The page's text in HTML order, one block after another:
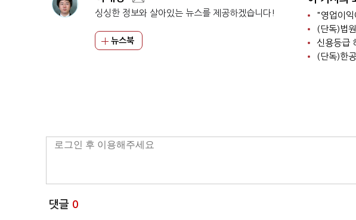
싱싱한 정보와 살아있는 뉴스를 제공하겠습니다!
뉴스북
"영업이
신용등급
댓글 0